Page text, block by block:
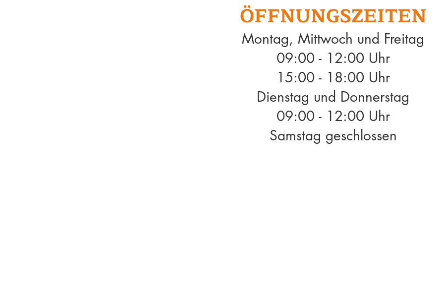
ÖFFNUNGSZEITEN
Montag, Mittwoch und Freitag
09:00 - 12:00 Uhr
15:00 - 18:00 Uhr
Dienstag und Donnerstag
09:00 - 12:00 Uhr
Samstag geschlossen